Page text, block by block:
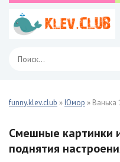
funny.klev.club »Юмор » Ванька
Смешные картинки
поднятия